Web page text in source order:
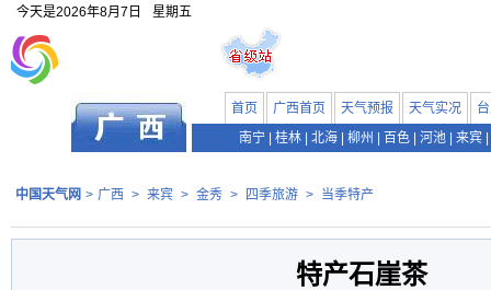
今天是2026年8月7日 星期五
首页 广西首页 天气预报 天气实况
南宁
桂林 北海 柳州 百色 河池 来宾
中国天气网 > 广西 > 来宾 > 金秀 > 四季旅游 > 当季特产
特产石崖茶